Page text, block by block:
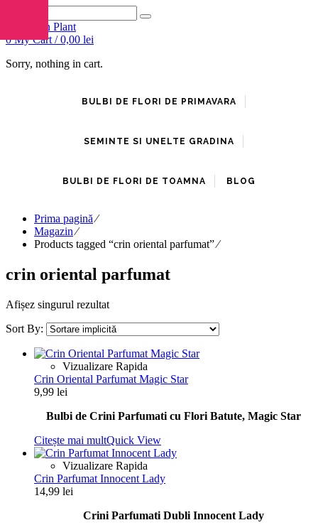
0My Cart /0,00 lei
Sorry, nothing in cart.
BULBI DE FLORI DE PRIMAVARA
SEMINTE SI UNELTE GRADINA
BULBI DE FLORI DE TOAMNA BLOG
Prima pagină⁄
Magazin ⁄
Products tagged “crin oriental parfumat”⁄
crin oriental parfumat
Afișez singurul rezultat
Sort By:
Vizualizare Rapida
Crin Oriental Parfumat Magic Star
9,99 lei
Bulbi de Crini Parfumati cu Flori Batute, Magic Star
Citește mai multQuick View
Vizualizare Rapida
Crin Parfumat Innocent Lady
14,99 lei
Crini Parfumati Dubli Innocent Lady